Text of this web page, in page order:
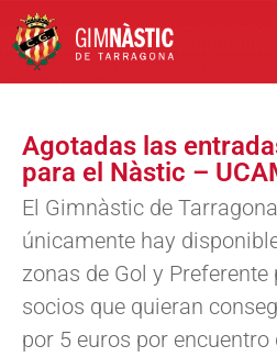
Agotadas las
para el Nàstic –
El Gimnàstic de
únicamente hay
zonas de Gol y
socios que quieran
por 5 euros por